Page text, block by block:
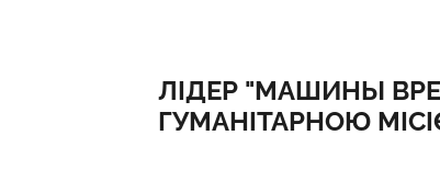
ЛІДЕР "МАШИНЫ
ГУМАНІТАРНОЮ